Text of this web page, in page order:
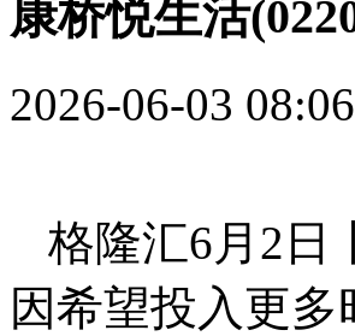
康桥悦生活
2026-06-03
格隆汇6月2日
因希望投入更